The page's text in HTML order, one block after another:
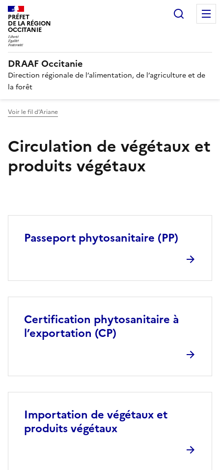
PRÉFET
DE LA RÉGION
OCCITANIE
DRAAF Occitanie
Direction régionale de l’alimentation, de l’agriculture et de
la forêt
Voir le fil d'Ariane
Circulation de végétaux et
produits végétaux
Passeport phytosanitaire (PP)
Certification phytosanitaire à
l’exportation (CP)
Importation de végétaux et
produits végétaux